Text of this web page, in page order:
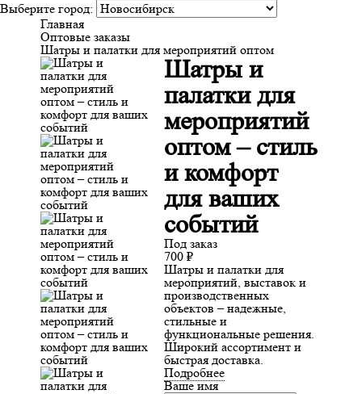
Выберите город:
Главная
Оптовые заказы
Шатры и палатки для мероприятий оптом
Шатры и
палатки для
мероприятий
оптом – стиль
и комфорт
для ваших
событий
Под заказ
700 ₽
Шатры и палатки для
мероприятий, выставок и
производственных
объектов – надежные,
стильные и
функциональные решения.
Широкий ассортимент и
быстрая доставка.
Подробнее
Ваше имя